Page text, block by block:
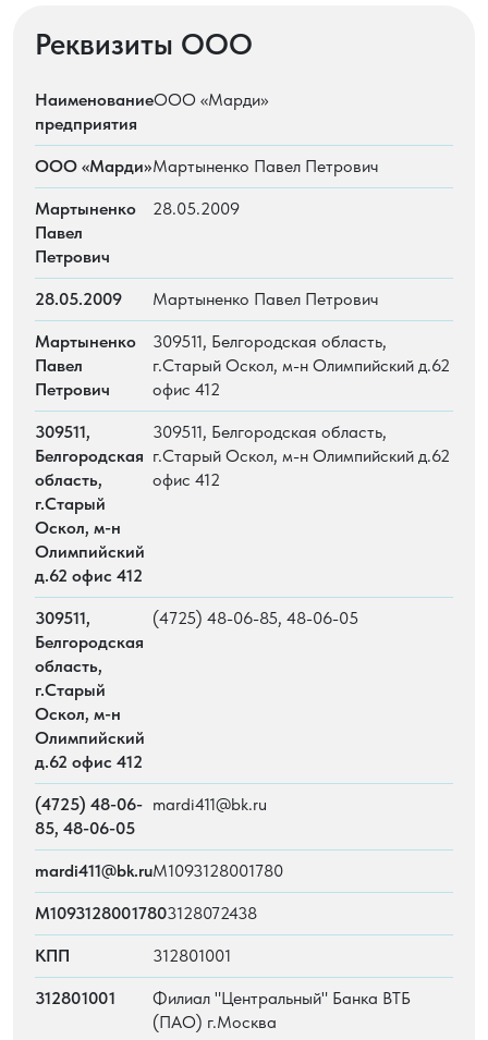
Реквизиты ООО
Наименование
предприятия
ООО «Марди»
ООО «Марди»Мартыненко Павел Петрович
Мартыненко
Павел
Петрович
28.05.2009
28.05.2009 Мартыненко Павел Петрович
Мартыненко
Павел
Петрович
309511, Белгородская область,
г.Старый Оскол, м-н Олимпийский д.62
офис 412
309511,
Белгородская
область,
г.Старый
Оскол, м-н
Олимпийский
д.62 офис 412
309511, Белгородская область,
г.Старый Оскол, м-н Олимпийский д.62
офис 412
309511,
Белгородская
область,
г.Старый
Оскол, м-н
Олимпийский
д.62 офис 412
(4725) 48-06-85, 48-06-05
(4725) 48-06-
85, 48-06-05
mardi411@bk.ru
mardi411@bk.ruМ1093128001780
М10931280017803128072438
КПП 312801001
312801001
Филиал "Центральный" Банка ВТБ
(ПАО) г.Москва